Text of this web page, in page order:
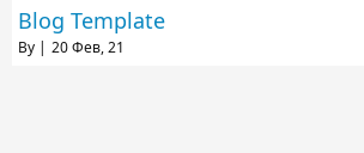
Blog Template
By | 20Фев, 21